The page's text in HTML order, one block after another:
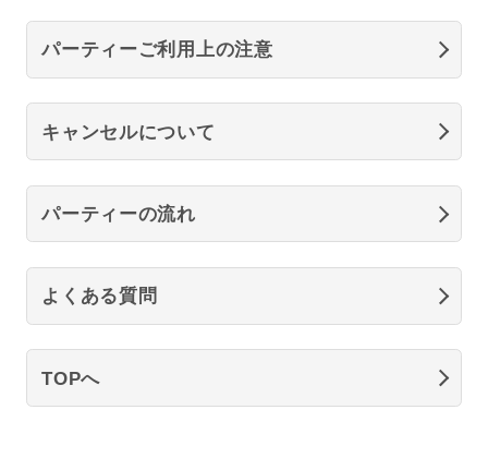
パーティーご利用上の注意
キャンセルについて
パーティーの流れ
よくある質問
TOPへ